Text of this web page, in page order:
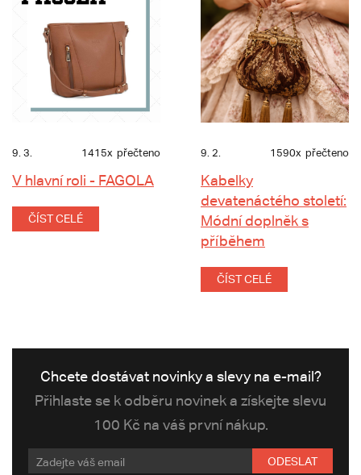
9. 3. 1415x přečteno
V hlavní roli - FAGOLA
ČÍST CELÉ
9. 2. 1590x přečteno
Kabelky
devatenáctého století:
Módní doplněk s
příběhem
ČÍST CELÉ
Chcete dostávat novinky a slevy na e-mail?
Přihlaste se k odběru novinek a získejte slevu
100 Kč na váš první nákup.
ODESLAT